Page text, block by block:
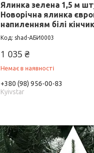
Ялинка зелена 1,5 м
Новорічна ялинка
напиленням білі
shad-АБИ0003
1 035 ₴
Немає в наявності
+380 (98) 956-00-83
Kyivstar